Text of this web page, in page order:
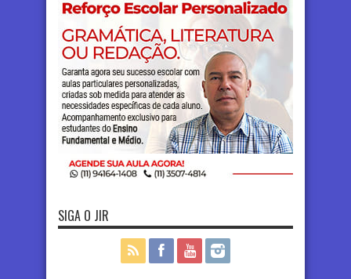
SIGA O JIR